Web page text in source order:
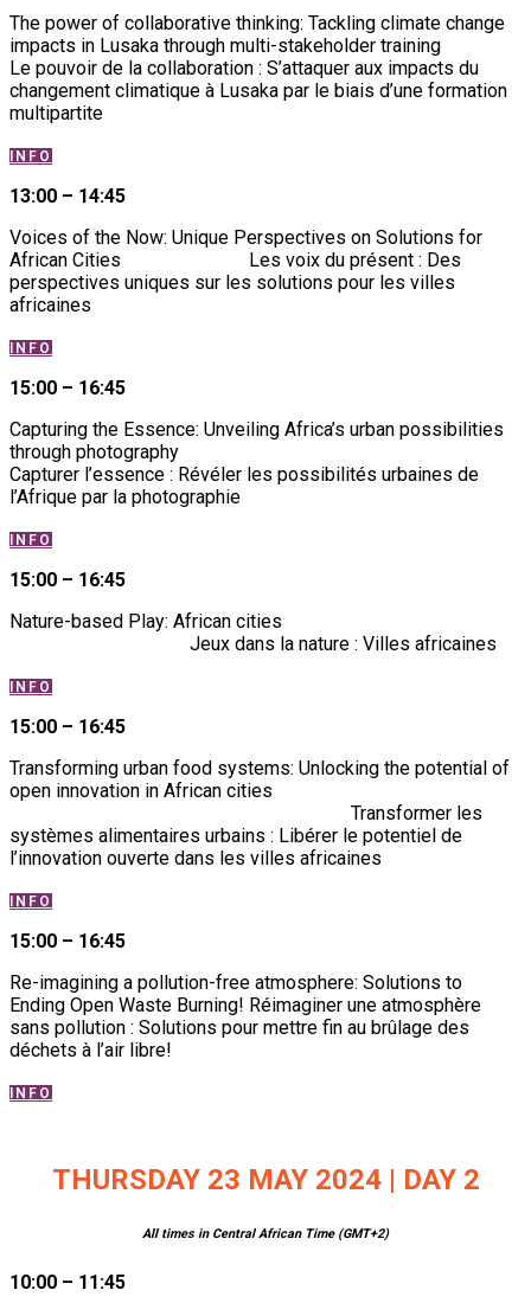
The power of collaborative thinking: Tackling climate change
impacts in Lusaka through multi-stakeholder training
Le pouvoir de la collaboration : S’attaquer aux impacts du
changement climatique à Lusaka par le biais d’une formation
multipartite
INFO
13:00 – 14:45
Voices of the Now: Unique Perspectives on Solutions for
African Cities Les voix du présent : Des
perspectives uniques sur les solutions pour les villes
africaines
INFO
15:00 – 16:45
Capturing the Essence: Unveiling Africa’s urban possibilities
through photography
Capturer l’essence : Révéler les possibilités urbaines de
l’Afrique par la photographie
INFO
15:00 – 16:45
Nature-based Play: African cities
Jeux dans la nature : Villes africaines
INFO
15:00 – 16:45
Transforming urban food systems: Unlocking the potential of
open innovation in African cities
Transformer les
systèmes alimentaires urbains : Libérer le potentiel de
l’innovation ouverte dans les villes africaines
INFO
15:00 – 16:45
Re-imagining a pollution-free atmosphere: Solutions to
Ending Open Waste Burning! Réimaginer une atmosphère
sans pollution : Solutions pour mettre fin au brûlage des
déchets à l’air libre!
INFO
THURSDAY 23 MAY 2024| DAY 2
All times in Central African Time (GMT+2)
10:00 – 11:45